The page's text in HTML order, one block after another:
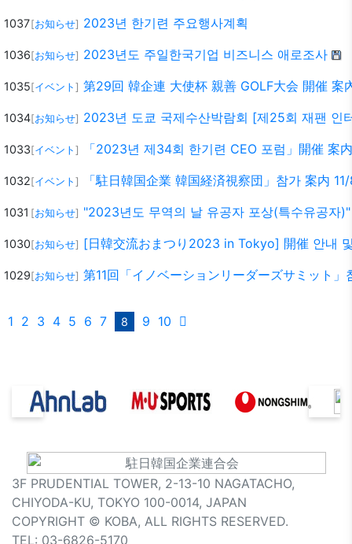
1037 [お知らせ] 2023년 한기련 주요행사계획
1036 [お知らせ] 2023년도 주일한국기업 비즈니스 애로조사
1035 [イベント ] 第29回 韓企連 大使杯 親善 GOLF大会 開催 案
1034[お知らせ] 2023년 도쿄 국제수산박람회 [제25회 재팬 인
1033 [イベント ] 「2023년 제34회 한기련 CEO 포럼」開催 案
1032 [イベント ] 「駐日韓国企業 韓国経済視察団」참가 案内
1031 [お知らせ] "2023년도 무역의 날 유공자 포상(특수유공자
1030 [お知らせ] [日韓交流おまつり2023 in Tokyo] 開催 안내
1029 [お知らせ] 第11回「イノベーションリーダーズサミット」
1 2 3 4 5 6 7 8 9 10
3F PRUDENTIAL TOWER, 2-13-10 NAGATACHO,
CHIYODA-KU, TOKYO 100-0014, JAPAN
COPYRIGHT © KOBA, ALL RIGHTS RESERVED.
TEL: 03-6826-5170